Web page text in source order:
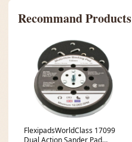
Recommand Products
FlexipadsWorldClass 17099
Dual Action Sander Pad